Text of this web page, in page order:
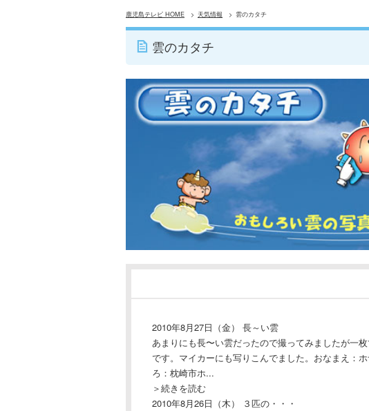
鹿児島テレビ HOME 天気情報 雲のカタチ
雲のカタチ
2010年8月27日（金）
長～い雲
あまりにも長〜い雲だったので撮ってみましたが一
です。マイカーにも写りこんでました。おなまえ：
ろ：枕崎市ホ...
＞続きを読む
2010年8月26日（木）
３匹の・・・